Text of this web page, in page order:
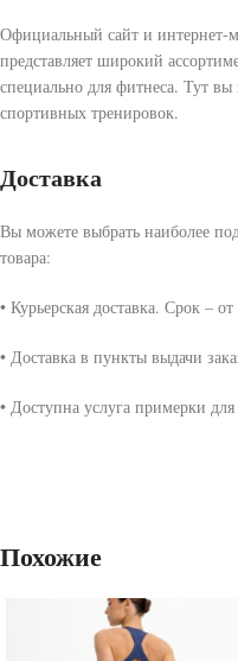
Официальный сайт и интернет-
представляет широкий
специально для фитнеса. Тут вы
спортивных тренировок.
Доставка
Вы можете выбрать наиболее
товара:
• Курьерская доставка. Срок –
• Доставка в пункты выдачи
• Доступна услуга примерки
Похожие